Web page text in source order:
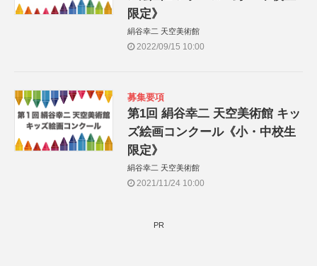
限定》
絹谷幸二 天空美術館
2022/09/15 10:00
募集要項
第1回 絹谷幸二 天空美術館 キッ
ズ絵画コンクール《小・中校生
限定》
絹谷幸二 天空美術館
2021/11/24 10:00
PR